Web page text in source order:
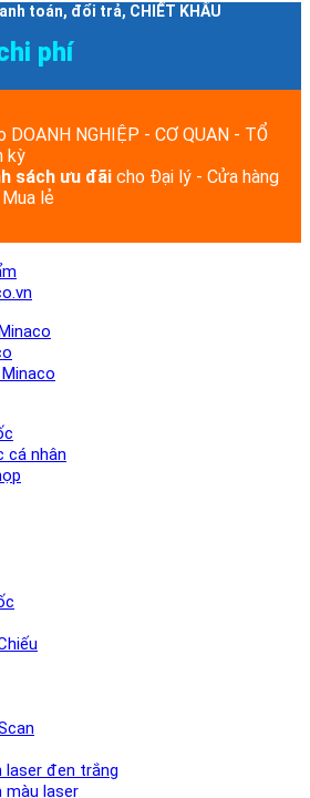
toán, đổi trả, CHIẾT KHẤU
phí
DOANH NGHIỆP - CƠ QUAN - TỔ
kỳ
sách ưu đãi cho Đại lý - Cửa hàng
lẻ
cá nhân
laser đen trắng
màu laser